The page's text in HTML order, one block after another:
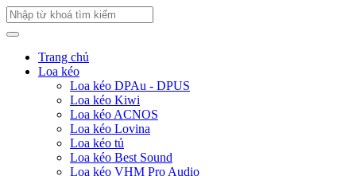
Trang chủ
Loa kéo
Loa kéo DPAu - DPUS
Loa kéo Kiwi
Loa kéo ACNOS
Loa kéo Lovina
Loa kéo tủ
Loa kéo Best Sound
Loa kéo VHM Pro Audio